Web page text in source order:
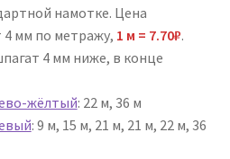
намотке. Цена
4 мм по метражу, 1 м = 7.70₽.
4 мм ниже, в конце
жёлтый: 22 м, 36 м
: 9 м, 15 м, 21 м, 21 м, 22 м, 36